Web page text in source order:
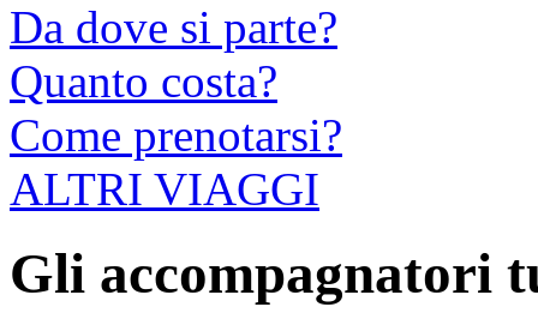
Da dove si parte?
Quanto costa?
Come prenotarsi?
ALTRI VIAGGI
Gli accompagnatori